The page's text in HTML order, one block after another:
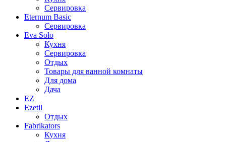
Сервировка
Eternum Basic
Сервировка
Eva Solo
Кухня
Сервировка
Отдых
Товары для ванной комнаты
Для дома
Дача
EZ
Ezetil
Отдых
Fabrikators
Кухня